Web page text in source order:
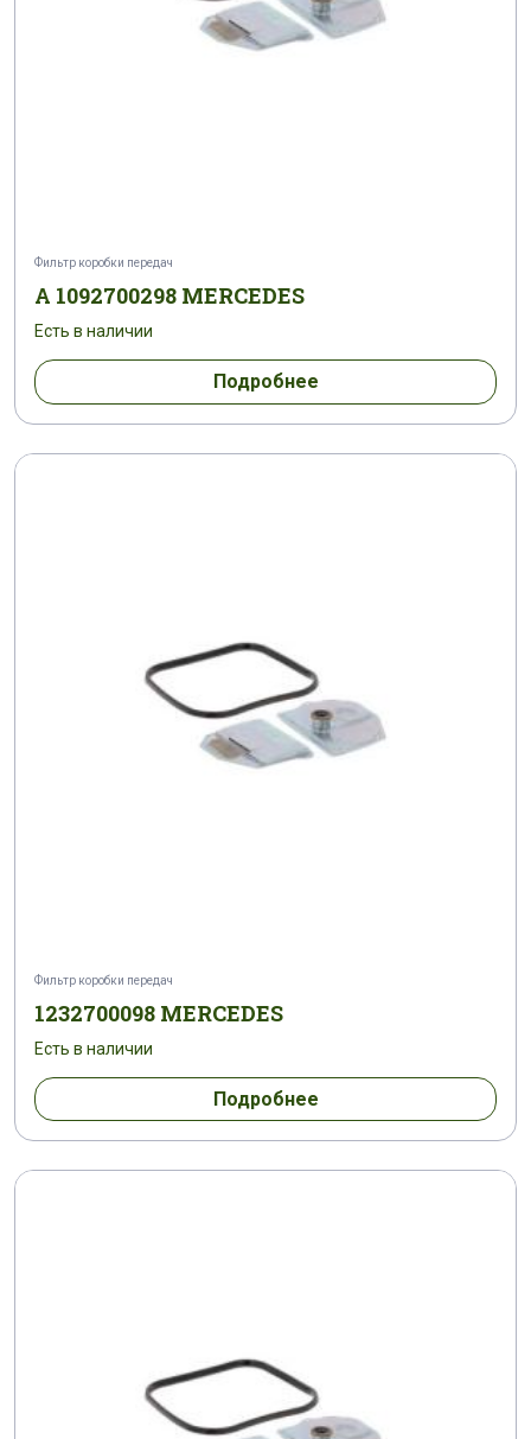
Фильтр коробки передач
A 1092700298 MERCEDES
Есть в наличии
Подробнее
Фильтр коробки передач
1232700098 MERCEDES
Есть в наличии
Подробнее